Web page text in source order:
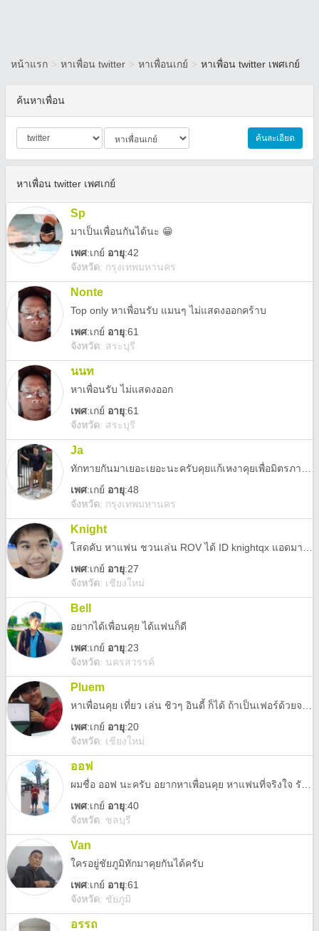
หน้าแรก > หาเพื่อน twitter > หาเพื่อนเกย์ > หาเพื่อน twitter เพศเกย์
ค้นหาเพื่อน
ค้นละเอียด
หาเพื่อน twitter เพศเกย์
Sp
มาเป็นเพื่อนกันได้นะ 😁
เพศ:เกย์ อายุ:42
จังหวัด: กรุงเทพมหานคร
Nonte
Top only หา​เพื่อน​รับ​ แมน​ๆ​ ไม่แสดง​ออก​คร้าบ
เพศ:เกย์ อายุ:61
จังหวัด: สระบุรี
นนท
หาเพื่อน​รับ ไม่​แสดง​ออก
เพศ:เกย์ อายุ:61
จังหวัด: สระบุรี
Ja
เพศ:เกย์ อายุ:48
จังหวัด: กรุงเทพมหานคร
Knight
เพศ:เกย์ อายุ:27
จังหวัด: เชียงใหม่
Bell
อยากได้เพื่อนคุย ได้แฟนก็ดี
เพศ:เกย์ อายุ:23
จังหวัด: นครสวรรค์
Pluem
เพศ:เกย์ อายุ:20
จังหวัด: เชียงใหม่
ออฟ
เพศ:เกย์ อายุ:40
จังหวัด: ชลบุรี
Van
ใครอยู่ชัยภูมิทักมาคุยกันได้ครับ
เพศ:เกย์ อายุ:61
จังหวัด: ชัยภูมิ
อรรถ